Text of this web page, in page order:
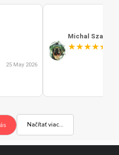
25 May 2026
Michal Szabo
★★★★★
Načítať viac...